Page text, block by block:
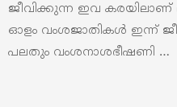
ജീവിക്കുന്ന ഇവ കരയിലാണ്‌
ഓളം വംശജാതികൾ ഇന്ന്
പലതും വംശനാശഭീഷണി …